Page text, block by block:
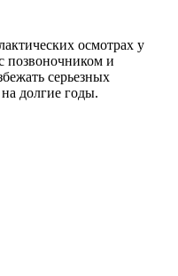
осмотрах у
позвоночником и
серьезных
долгие годы.